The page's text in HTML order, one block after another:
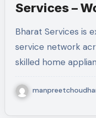
Services –
Bharat Services is expanding its home appliance
service network
skilled home